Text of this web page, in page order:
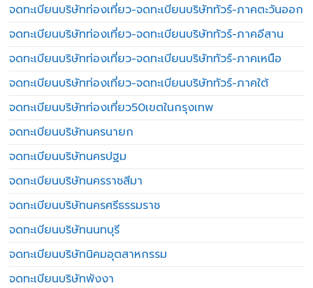
จดทะเบียนบริษัทท่องเที่ยว-จดทะเบียนบริษัททัวร์-ภาคตะวันออก
จดทะเบียนบริษัทท่องเที่ยว-จดทะเบียนบริษัททัวร์-ภาคอีสาน
จดทะเบียนบริษัทท่องเที่ยว-จดทะเบียนบริษัททัวร์-ภาคเหนือ
จดทะเบียนบริษัทท่องเที่ยว-จดทะเบียนบริษัททัวร์-ภาคใต้
จดทะเบียนบริษัทท่องเที่ยว50เขตในกรุงเทพ
จดทะเบียนบริษัทนครนายก
จดทะเบียนบริษัทนครปฐม
จดทะเบียนบริษัทนครราชสีมา
จดทะเบียนบริษัทนครศรีธรรมราช
จดทะเบียนบริษัทนนทบุรี
จดทะเบียนบริษัทนิคมอุตสาหกรรม
จดทะเบียนบริษัทพังงา